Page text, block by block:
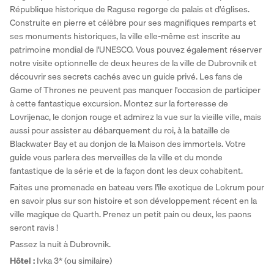
République historique de Raguse regorge de palais et d'églises.
Construite en pierre et célèbre pour ses magnifiques remparts et
ses monuments historiques, la ville elle-même est inscrite au
patrimoine mondial de l'UNESCO. Vous pouvez également réserver
notre visite optionnelle de deux heures de la ville de Dubrovnik et
découvrir ses secrets cachés avec un guide privé. Les fans de
Game of Thrones ne peuvent pas manquer l'occasion de participer
à cette fantastique excursion. Montez sur la forteresse de
Lovrijenac, le donjon rouge et admirez la vue sur la vieille ville, mais
aussi pour assister au débarquement du roi, à la bataille de
Blackwater Bay et au donjon de la Maison des immortels. Votre
guide vous parlera des merveilles de la ville et du monde
fantastique de la série et de la façon dont les deux cohabitent.
Faites une promenade en bateau vers l'île exotique de Lokrum pour
en savoir plus sur son histoire et son développement récent en la
ville magique de Quarth. Prenez un petit pain ou deux, les paons
seront ravis !
Passez la nuit à Dubrovnik.
Hôtel : Ivka 3* (ou similaire)